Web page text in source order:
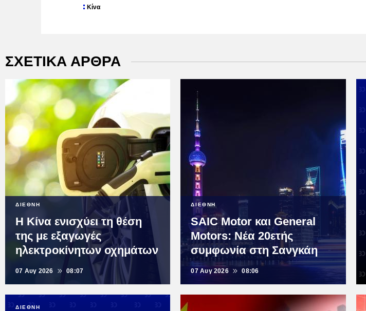
Κίνα
ΣΧΕΤΙΚΑ ΑΡΘΡΑ
ΔΙΕΘΝΗ
Η Κίνα ενισχύει τη θέση
της με εξαγωγές
ηλεκτροκίνητων οχημάτων
07 Αυγ 2026 08:07
ΔΙΕΘΝΗ
SAIC Motor και General
Motors: Νέα 20ετής
συμφωνία στη Σανγκάη
07 Αυγ 2026 08:06
ΔΙΕΘΝΗ